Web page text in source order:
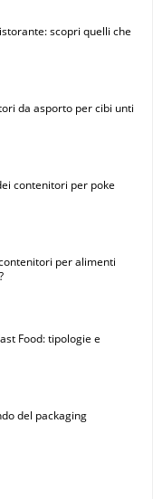
scopri quelli che
da asporto per cibi unti
contenitori per poke
per alimenti
Food: tipologie e
del packaging